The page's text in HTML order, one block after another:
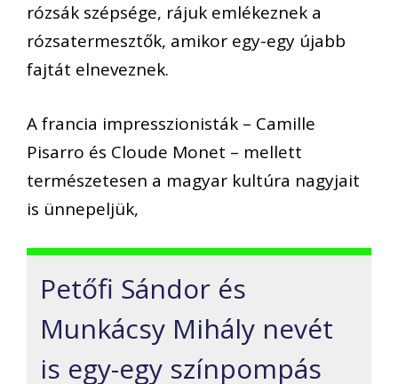
rózsák szépsége, rájuk emlékeznek a
rózsatermesztők, amikor egy-egy újabb
fajtát elneveznek.
A francia impresszionisták – Camille
Pisarro és Cloude Monet – mellett
természetesen a magyar kultúra nagyjait
is ünnepeljük,
Petőfi Sándor és
Munkácsy Mihály nevét
is egy-egy színpompás